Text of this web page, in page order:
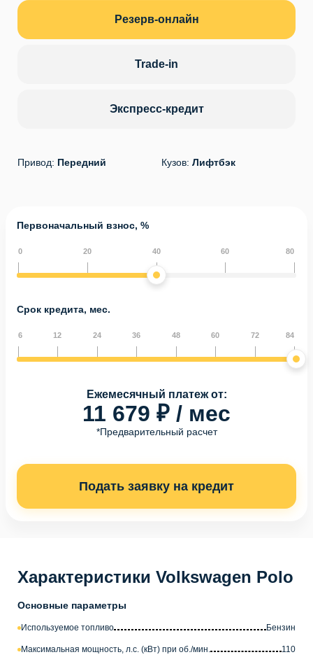
Резерв-онлайн
Trade-in
Экспресс-кредит
Привод: Передний Кузов: Лифтбэк
Первоначальный взнос, %
0 20 40 60 80
Срок кредита, мес.
6 12 24 36 48 60 72 84
Ежемесячный платеж от:
11 679 ₽ / мес
*Предварительный расчет
Подать заявку на кредит
Характеристики Volkswagen Polo
Основные параметры
Используемое топливо Бензин
Максимальная мощность, л.с. (кВт) при об./мин. 110